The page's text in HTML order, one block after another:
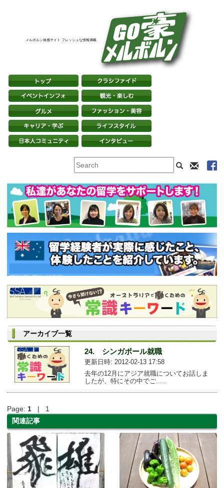
メルボルン体感サイト フレッシュな情報満載
アーカイブ一覧
24. シンガポール就職
更新日時: 2012-02-13 17:58
去年の12月にアジア就職についてお話しま
したが、特にその中でご.....
Page: 1 | 1
関連記事